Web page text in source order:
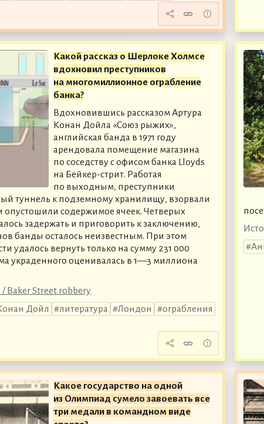
Какой рассказ о Шерлоке Холмсе
вдохновил преступников
на многомиллионное ограбление
банка?
Вдохновившись рассказом Артура
Конан Дойла «Союз рыжих»,
английская банда в 1971 году
арендовала помещение магазина
по соседству с офисом банка Lloyds
на Бейкер-стрит. Работая
по выходным, преступники
туннель к подземному хранилищу, взорвали
опустошили содержимое ячеек. Четверых
задержать и приговорить к заключению,
банды осталось неизвестным. При этом
удалось вернуть только на сумму 231 000
украденного оценивалась в 1—3 миллиона
Baker Street robbery
Дойл литература Лондон
ограбления
Какое государство на одной
из Олимпиад сумело завоевать все
три медали в командном виде